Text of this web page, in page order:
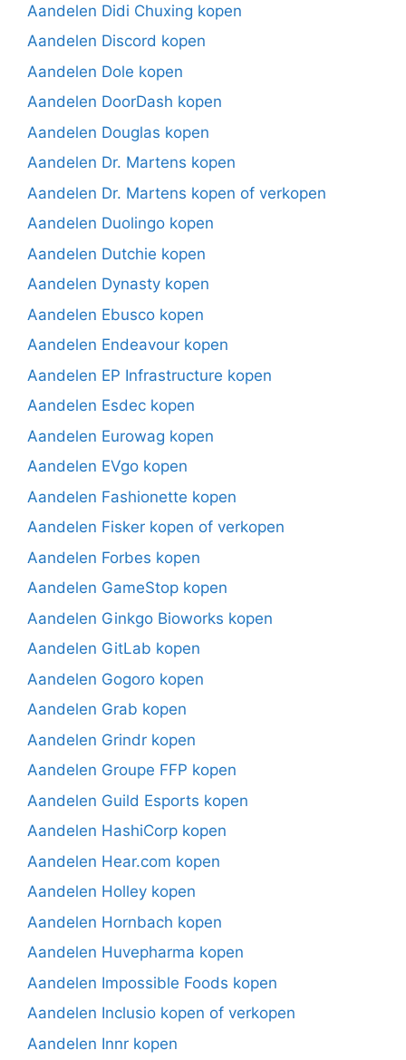
Aandelen Didi Chuxing kopen
Aandelen Discord kopen
Aandelen Dole kopen
Aandelen DoorDash kopen
Aandelen Douglas kopen
Aandelen Dr. Martens kopen
Aandelen Dr. Martens kopen of verkopen
Aandelen Duolingo kopen
Aandelen Dutchie kopen
Aandelen Dynasty kopen
Aandelen Ebusco kopen
Aandelen Endeavour kopen
Aandelen EP Infrastructure kopen
Aandelen Esdec kopen
Aandelen Eurowag kopen
Aandelen EVgo kopen
Aandelen Fashionette kopen
Aandelen Fisker kopen of verkopen
Aandelen Forbes kopen
Aandelen GameStop kopen
Aandelen Ginkgo Bioworks kopen
Aandelen GitLab kopen
Aandelen Gogoro kopen
Aandelen Grab kopen
Aandelen Grindr kopen
Aandelen Groupe FFP kopen
Aandelen Guild Esports kopen
Aandelen HashiCorp kopen
Aandelen Hear.com kopen
Aandelen Holley kopen
Aandelen Hornbach kopen
Aandelen Huvepharma kopen
Aandelen Impossible Foods kopen
Aandelen Inclusio kopen of verkopen
Aandelen Innr kopen